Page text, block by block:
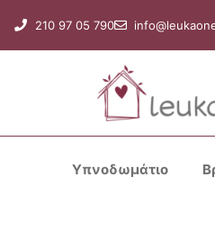
στο
περιεχόμενο
210 97 05 790
Υπνοδωμάτιο